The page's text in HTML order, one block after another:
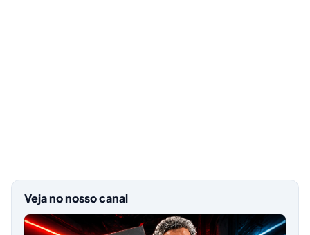
Veja no nosso canal